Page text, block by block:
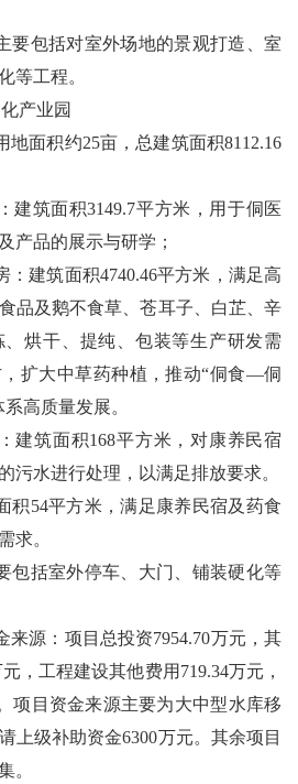
要包括对室外场地的景观打造、室
等工程。
产业园
地面积约25亩，总建筑面积8112.16
建筑面积3149.7平方米，用于侗医
产品的展示与研学；
：建筑面积4740.46平方米，满足高
品及鹅不食草、苍耳子、白芷、辛
烘干、提纯、包装等生产研发需
扩大中草药种植，推动“侗食—侗
高质量发展。
建筑面积168平方米，对康养民宿
污水进行处理，以满足排放要求。
积54平方米，满足康养民宿及药食
求。
包括室外停车、大门、铺装硬化等
来源：项目总投资7954.70万元，其
，工程建设其他费用 719.34万元，
项目资金来源主要为大中型水库移
上级补助资金6300‬万元。其余项目
。